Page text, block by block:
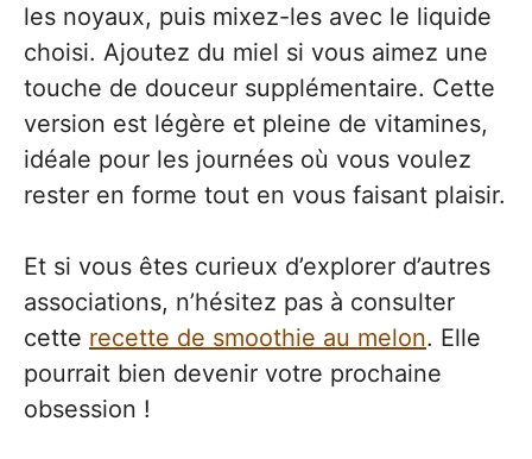
les noyaux, puis mixez-les avec le liquide
choisi. Ajoutez du miel si vous aimez une
touche de douceur supplémentaire. Cette
version est légère et pleine de vitamines,
idéale pour les journées où vous voulez
rester en forme tout en vous faisant plaisir.
Et si vous êtes curieux d’explorer d’autres
associations, n’hésitez pas à consulter
cette recette de smoothie au melon. Elle
pourrait bien devenir votre prochaine
obsession !